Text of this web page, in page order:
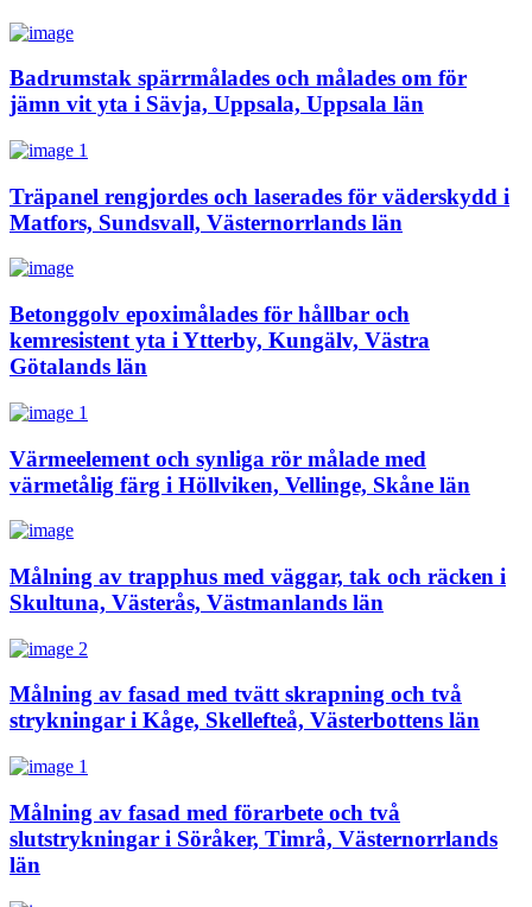
Badrumstak spärrmålades och målades om för
jämn vit yta i Sävja, Uppsala, Uppsala län
Träpanel rengjordes och laserades för väderskydd i
Matfors, Sundsvall, Västernorrlands län
Betonggolv epoximålades för hållbar och
kemresistent yta i Ytterby, Kungälv, Västra
Götalands län
Värmeelement och synliga rör målade med
värmetålig färg i Höllviken, Vellinge, Skåne län
Målning av trapphus med väggar, tak och räcken i
Skultuna, Västerås, Västmanlands län
Målning av fasad med tvätt skrapning och två
strykningar i Kåge, Skellefteå, Västerbottens län
Målning av fasad med förarbete och två
slutstrykningar i Söråker, Timrå, Västernorrlands
län